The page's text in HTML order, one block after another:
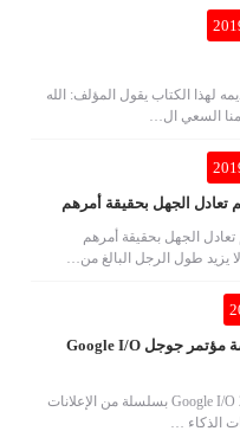
لهذا الكتاب يقول المؤلف: الله
منا السعي ال…
تعادل الجهل بحقيقة أمرهم
تعادل الجهل بحقيقة أمرهم
يزيد طول الرجل البالغ من…
تعرف على خلاصة مؤتمر جوجل Google I/O
اختتمت شركة جوجل مؤتمرها السنوي Google I/O 2025 بسلسلة من الإعلانات
الذكاء …